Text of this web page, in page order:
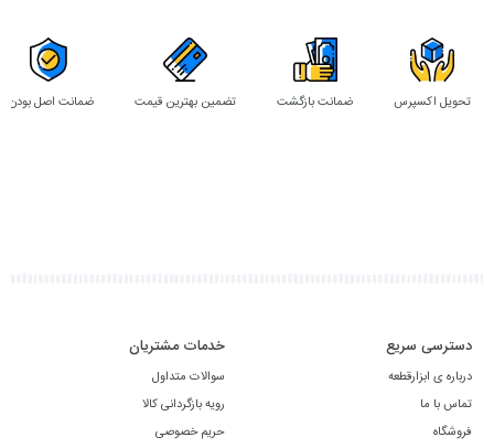
تحویل اکسپرس ضمانت بازگشت تضمین بهترین قیمت ضمانت اصل بودن
دسترسی سریع
درباره ی ابزارقطعه
تماس با ما
فروشگاه
خدمات مشتریان
سوالات متداول
رویه بازگردانی کالا
حریم خصوصی